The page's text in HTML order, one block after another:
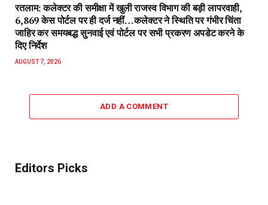
रतलाम: कलेक्टर की समीक्षा में खुली राजस्व विभाग की बड़ी लापरवाही,
6,869 केस पोर्टल पर ही दर्ज नहीं…कलेक्टर ने स्थिति पर गंभीर चिंता
जाहिर कर समयबद्ध सुनवाई एवं पोर्टल पर सभी प्रकरण अपडेट करने के
दिए निर्देश
AUGUST 7, 2026
ADD A COMMENT
Editors Picks